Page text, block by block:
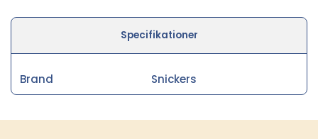
Specifikationer
Brand Snickers